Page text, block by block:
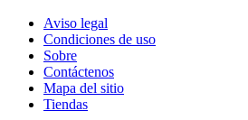
Aviso legal
Condiciones de uso
Sobre
Contáctenos
Mapa del sitio
Tiendas